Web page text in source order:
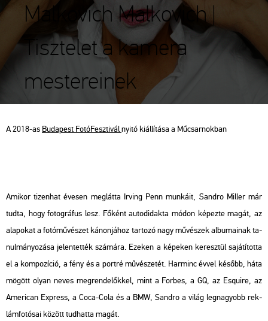
Malkovich Malkovich |
Tisztelet a kamera
mestereinek
A 2018-as Bu­da­pest Fo­tó­Fesz­ti­válnyitó ki­ál­lí­tá­sa a Mű­csar­nok­ban
Ami­kor ti­zen­hat éve­sen meg­lát­ta Ir­ving Penn mun­ká­it, Sand­ro Mil­ler már
tudta, hogy fo­tog­rá­fus lesz. Fő­ként au­to­di­dak­ta módon ké­pez­te magát, az
ala­po­kat a fo­tó­mű­vé­szet ká­non­já­hoz tar­to­zó nagy mű­vé­szek al­bu­ma­i­nak ta­
nul­má­nyo­zá­sa je­len­tet­ték szá­má­ra. Eze­ken a ké­pe­ken ke­resz­tül sa­já­tí­tot­ta
el a kom­po­zí­ció, a fény és a port­ré mű­vé­sze­tét. Har­minc évvel ké­sőbb, háta
mö­gött olyan neves meg­ren­de­lők­kel, mint a For­bes, a GQ, az Es­qu­i­re, az
Ame­ri­can Exp­ress, a Coca-Cola és a BMW, Sand­ro a világ leg­na­gyobb rek­
lám­fo­tó­sai kö­zött tud­hat­ta magát.